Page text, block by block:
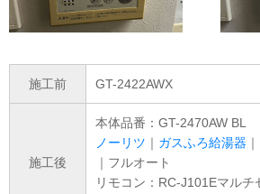
施工前 GT-2422AWX
施工後
本体品番：GT-2470AW BL
ノーリツ ｜ ガスふろ給湯器 ｜
｜フルオート
リモコン：RC-J101Eマルチ